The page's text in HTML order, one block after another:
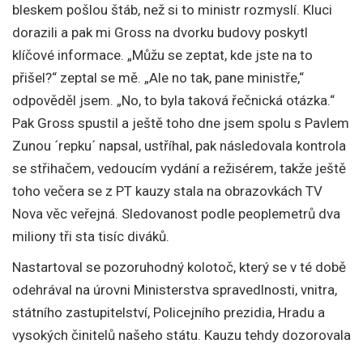
bleskem pošlou štáb, než si to ministr rozmyslí. Kluci
dorazili a pak mi Gross na dvorku budovy poskytl
klíčové informace. „Můžu se zeptat, kde jste na to
přišel?“ zeptal se mě. „Ale no tak, pane ministře,“
odpověděl jsem. „No, to byla taková řečnická otázka.“
Pak Gross spustil a ještě toho dne jsem spolu s Pavlem
Zunou ´repku´ napsal, ustříhal, pak následovala kontrola
se střihačem, vedoucím vydání a režisérem, takže ještě
toho večera se z PT kauzy stala na obrazovkách TV
Nova věc veřejná. Sledovanost podle peoplemetrů dva
miliony tři sta tisíc diváků.
Nastartoval se pozoruhodný kolotoč, který se v té době
odehrával na úrovni Ministerstva spravedlnosti, vnitra,
státního zastupitelství, Policejního prezidia, Hradu a
vysokých činitelů našeho státu. Kauzu tehdy dozorovala